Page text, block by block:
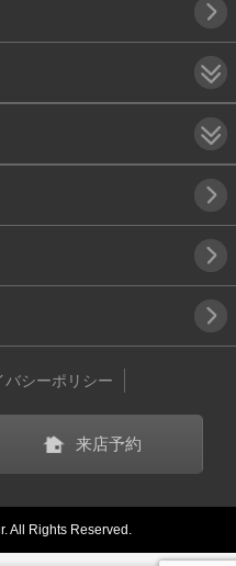
バシーポリシー
来店予約
All Rights Reserved.